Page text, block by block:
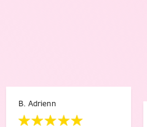
B. Adrienn